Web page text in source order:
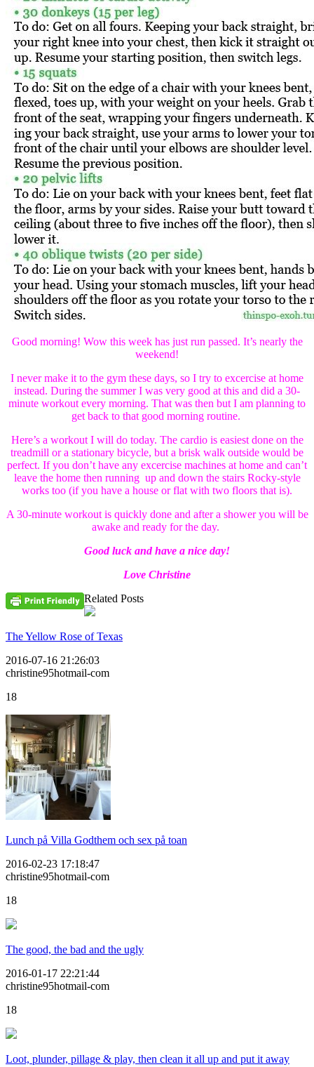
Good morning! Wow this week has just run passed. It’s nearly the
weekend!
I never make it to the gym these days, so I try to excercise at home
instead. During the summer I was very good at this and did a 30-
minute workout every morning. That was then but I am planning to
get back to that good morning routine.
Here’s a workout I will do today. The cardio is easiest done on the
treadmill or a stationary bicycle, but a brisk walk outside would be
perfect. If you don’t have any excercise machines at home and can’t
leave the home then running up and down the stairs Rocky-style
works too (if you have a house or flat with two floors that is).
A 30-minute workout is quickly done and after a shower you will be
awake and ready for the day.
Good luck and have a nice day!
Love Christine
Related Posts
The Yellow Rose of Texas
2016-07-16 21:26:03
christine95hotmail-com
18
Lunch på Villa Godthem och sex på toan
2016-02-23 17:18:47
christine95hotmail-com
18
The good, the bad and the ugly
2016-01-17 22:21:44
christine95hotmail-com
18
Loot, plunder, pillage & play, then clean it all up and put it away